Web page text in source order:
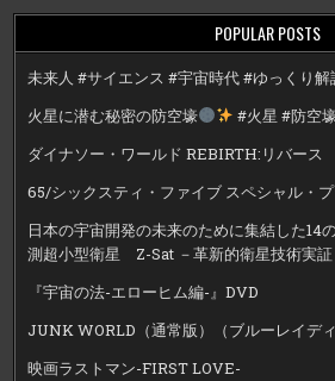
POPULAR POSTS
未来人 #サイエンス #宇宙時代 #ゆっくり解
火星に潜む秘密の防空壕
#火星 #防空
ダイナソー・ワールド REBIRTH:リバース
65/シックスティ・ファイブ スペシャル・
日本の宇宙開発の未来のために集結した14
測超小型衛星 Z-Sat －革新的衛星技術実
『宇宙の法-エローヒム編-』DVD
JUNK WORLD（通常版）（ブルーレイディ
映画ラストマン-FIRST LOVE-